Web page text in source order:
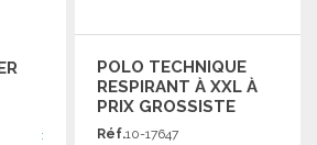
POLO TECHNIQUE
RESPIRANT À XXL À
PRIX GROSSISTE
Réf.10-17647